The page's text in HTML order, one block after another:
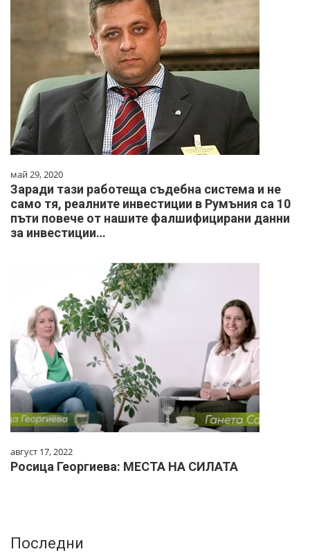
май 29, 2020
Заради тази работеща съдебна система и не
само тя, реалните инвестиции в Румъния са 10
пъти повече от нашите фалшифицирани данни
за инвестиции…
август 17, 2022
Росица Георгиева: МЕСТА НА СИЛАТА
Последни